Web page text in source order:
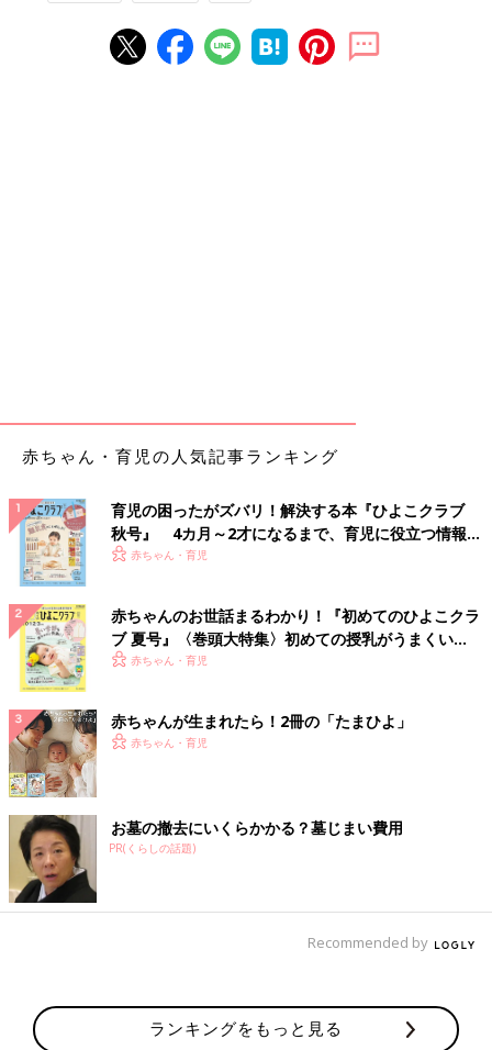
赤ちゃん・育児の人気記事ランキング
育児の困ったがズバリ！解決する本『ひよこクラブ
秋号』 4カ月～2才になるまで、育児に役立つ情報が
いっぱい！
赤ちゃん・育児
赤ちゃんのお世話まるわかり！『初めてのひよこクラ
ブ 夏号』〈巻頭大特集〉初めての授乳がうまくい
く！ おっぱい・ミルクの基本と夏のトラブル 解決テ
赤ちゃん・育児
赤ちゃんが生まれたら！2冊の「たまひよ」
赤ちゃん・育児
お墓の撤去にいくらかかる？墓じまい費用
PR(くらしの話題)
Recommended by
ランキングをもっと見る